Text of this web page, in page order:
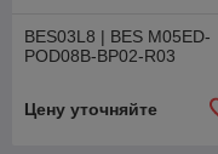
BES03L8 | BES M05ED-
POD08B-BP02-R03
Цену уточняйте